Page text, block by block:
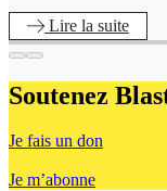
Lire la suite
Soutenez
Je fais un don
Je m’abonne